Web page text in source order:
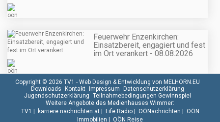
Feuerwehr Enzenkirchen:
Einsatzbereit, engagiert und fest
im Ort verankert - 08.08.2026
Copyright © 2026 TV1 - Web Design & Entwicklung von MELHORN.EU
Downloads
Kontakt Impressum
Datenschutzerklärung
Jugendschutzerklärung Teilnahmebedingungen Gewinnspiel
Weitere Angebote des Medienhauses Wimmer:
TV1
karriere.nachrichten.at| Life Radio| OÖNachrichten
OÖN
Immobilien
OÖN Reise